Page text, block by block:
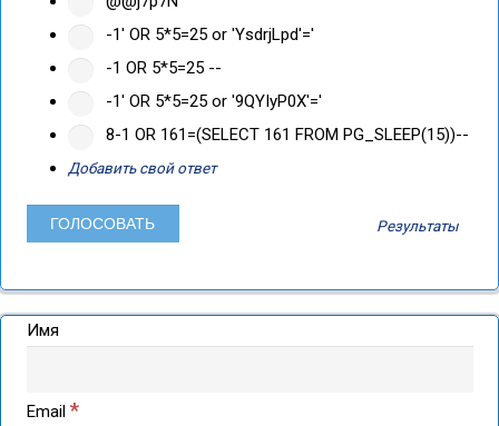
-1' OR 5*5=25 or 'YsdrjLpd'='
-1 OR 5*5=25 --
-1' OR 5*5=25 or '9QYIyP0X'='
8-1 OR 161=(SELECT 161 FROM PG_SLEEP(15))--
Добавить свой ответ
Результаты
Имя
Email *